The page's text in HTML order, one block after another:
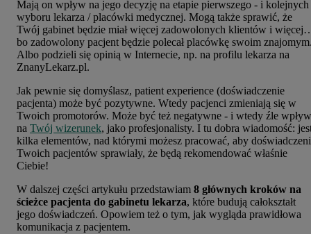
Mają on wpływ na jego decyzję na etapie pierwszego - i kolejnych
wyboru lekarza / placówki medycznej. Mogą także sprawić, że
Twój gabinet będzie miał więcej zadowolonych klientów i
bo zadowolony pacjent będzie polecał placówkę swoim
Albo podzieli się opinią w Internecie, np. na profilu lekarza na
ZnanyLekarz.pl.
Jak pewnie się domyślasz, patient experience (doświadczenie
pacjenta) może być pozytywne. Wtedy pacjenci zmieniają się w
Twoich promotorów. Może być też negatywne - i wtedy źle
na Twój wizerunek, jako profesjonalisty. I tu dobra wiadomość:
kilka elementów, nad którymi możesz pracować, aby
Twoich pacjentów sprawiały, że będą rekomendować właśnie
Ciebie!
W dalszej części artykułu przedstawiam 8 głównych kroków na
ścieżce pacjenta do gabinetu lekarza, które budują całokształt
jego doświadczeń. Opowiem też o tym, jak wygląda prawidłowa
komunikacja z pacjentem.